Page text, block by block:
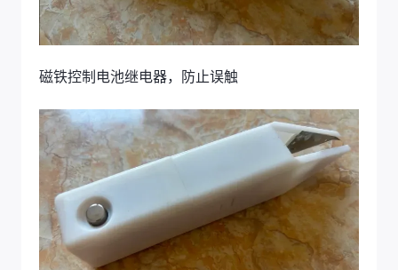
磁铁控制电池继电器，防止误触